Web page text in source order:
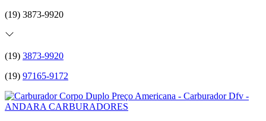
(19) 3873-9920
(19) 3873-9920
(19) 97165-9172